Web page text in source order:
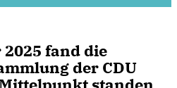
fand die
der CDU